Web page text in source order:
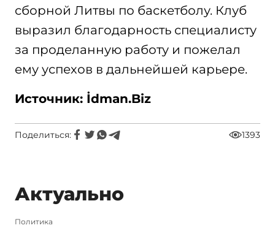
сборной Литвы по баскетболу. Клуб
выразил благодарность специалисту
за проделанную работу и пожелал
ему успехов в дальнейшей карьере.
Источник: İdman.Biz
Поделиться: 1393
Актуально
Политика